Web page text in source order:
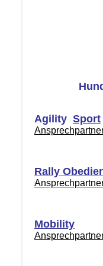
Agility Sport
Rally
Mobility